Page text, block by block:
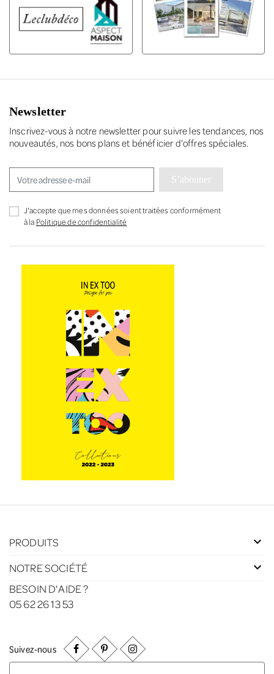
Newsletter
Inscrivez-vous à notre newsletter pour suivre les tendances, nos
nouveautés, nos bons plans et bénéficier d'offres spéciales.
S’abonner
J'accepte que mes données soient traitées conformément
à la Politique de confidentialité
PRODUITS
NOTRE SOCIÉTÉ
BESOIN D'AIDE ?
05 62 26 13 53
Suivez-nous